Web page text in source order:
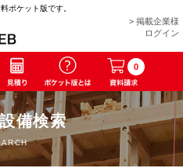
ポケット版です。
> 掲載企業様
ログイン
0
備検索